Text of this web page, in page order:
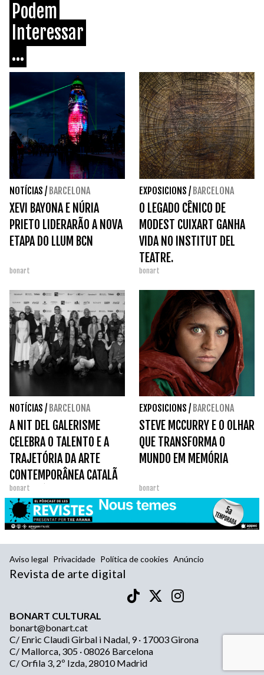
Podem
Interessar
...
NOTÍCIAS / BARCELONA
XEVI BAYONA E NÚRIA
PRIETO LIDERARÃO A NOVA
ETAPA DO LLUM BCN
bonart
EXPOSICIONS / BARCELONA
O LEGADO CÊNICO DE
MODEST CUIXART GANHA
VIDA NO INSTITUT DEL
TEATRE.
bonart
NOTÍCIAS / BARCELONA
A NIT DEL GALERISME
CELEBRA O TALENTO E A
TRAJETÓRIA DA ARTE
CONTEMPORÂNEA CATALÃ
NOS PRÉMIOS GAC 2026.
bonart
EXPOSICIONS / BARCELONA
STEVE MCCURRY E O OLHAR
QUE TRANSFORMA O
MUNDO EM MEMÓRIA
bonart
Aviso legal Privacidade Política de cookies Anúncio
Revista de arte digital
BONART CULTURAL
bonart@bonart.cat
C/ Enric Claudi Girbal i Nadal, 9 · 17003 Girona
C/ Mallorca, 305 · 08026 Barcelona
C/ Orfila 3, 2º Izda, 28010 Madrid